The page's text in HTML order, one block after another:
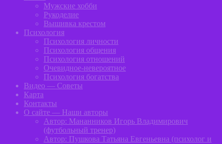
Мужские хобби
Рукоделие
Вышивка крестом
Психология
Психология личности
Психология общения
Психология отношений
Очевидное-невероятное
Психология богатства
Видео — Советы
Карта
Контакты
О сайте — Наши авторы
Автор: Мананников Игорь Владимирович
(футбольный тренер)
Автор: Пушкова Татьяна Евгеньевна (психолог и